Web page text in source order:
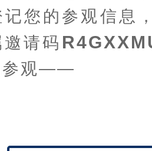
记您的参观信息
请码
参观——